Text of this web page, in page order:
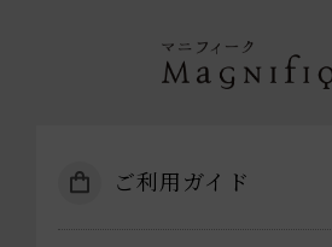
ご利用ガイド